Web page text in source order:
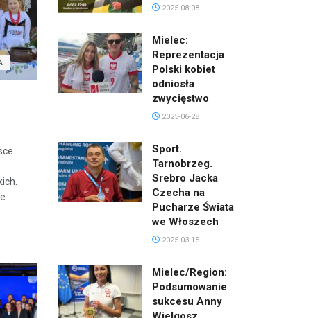
2025-08-08
Mielec:
Reprezentacja
Polski kobiet
odniosła
zwycięstwo
2025-06-28
Sport.
Tarnobrzeg.
Srebro Jacka
Czecha na
Pucharze Świata
we Włoszech
2025-03-15
Mielec/Region:
Podsumowanie
sukcesu Anny